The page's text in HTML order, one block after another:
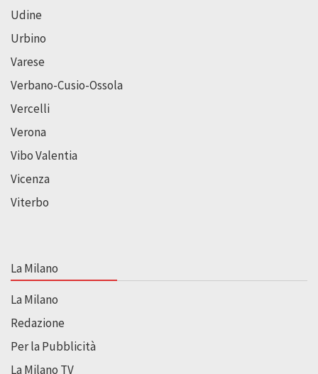
Udine
Urbino
Varese
Verbano-Cusio-Ossola
Vercelli
Verona
Vibo Valentia
Vicenza
Viterbo
La Milano
La Milano
Redazione
Per la Pubblicità
La Milano TV